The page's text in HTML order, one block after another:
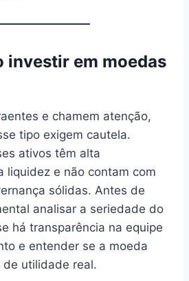
investir em moedas
e chamem atenção,
tipo exigem cautela.
ativos têm alta
liquidez e não contam com
sólidas. Antes de
analisar a seriedade do
há transparência na equipe
e entender se a moeda
de utilidade real.